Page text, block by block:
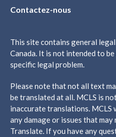
Contactez-nous
This site contains general
Canada. It is not intended to
specific legal problem.
Please note that not all text
be translated at all. MCLS is
inaccurate translations.
any damage or issues that
Translate. If you have any